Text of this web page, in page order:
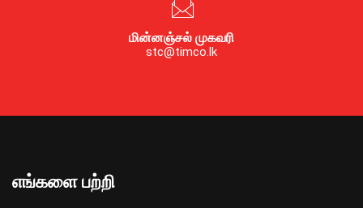
மின்னஞ்சல் முகவரி
stc@timco.lk
எங்களை பற்றி